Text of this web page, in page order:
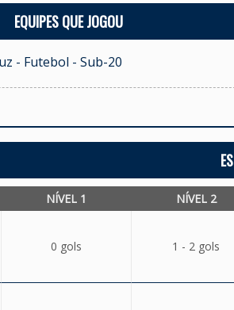
EQUIPES QUE JOGOU
- Futebol - Sub-20
NÍVEL 1 NÍVEL 2
0 gols 1 - 2 gols